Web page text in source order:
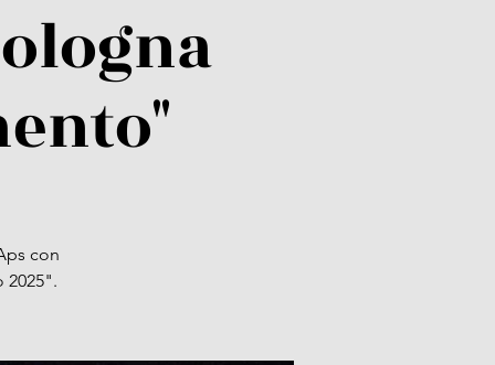
con
2025".